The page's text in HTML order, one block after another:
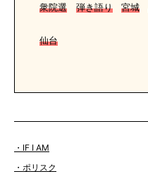
衆院選 弾き語り 宮城
仙台
・IF I AM
・ポリスク